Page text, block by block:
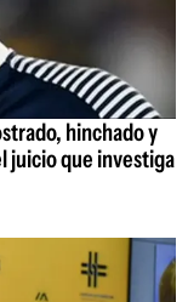
hinchado y
juicio que investiga